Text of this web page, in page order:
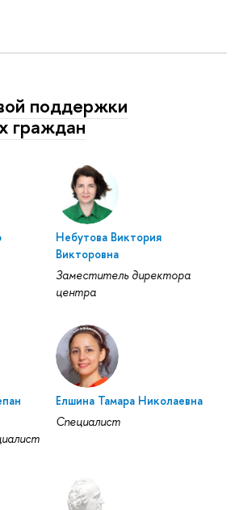
поддержки
граждан
Небутова Виктория
Викторовна
Заместитель директора
центра
Елшина Тамара Николаевна
Специалист